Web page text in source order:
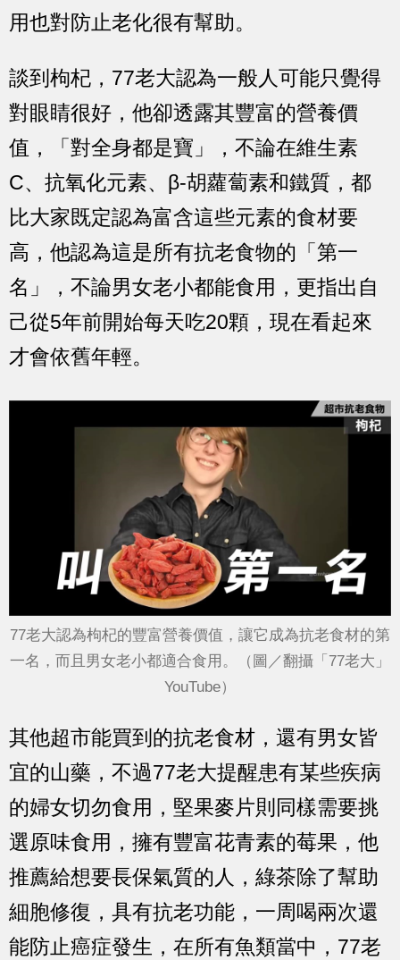
用也對防止老化很有幫助。
談到枸杞，77老大認為一般人可能只覺得
對眼睛很好，他卻透露其豐富的營養價
值，「對全身都是寶」，不論在維生素
C、抗氧化元素、β-胡蘿蔔素和鐵質，都
比大家既定認為富含這些元素的食材要
高，他認為這是所有抗老食物的「第一
名」，不論男女老小都能食用，更指出自
己從5年前開始每天吃20顆，現在看起來
才會依舊年輕。
77老大認為枸杞的豐富營養價值，讓它成為抗老食材的第
一名，而且男女老小都適合食用。（圖／翻攝「77老大」
YouTube）
其他超市能買到的抗老食材，還有男女皆
宜的山藥，不過77老大提醒患有某些疾病
的婦女切勿食用，堅果麥片則同樣需要挑
選原味食用，擁有豐富花青素的莓果，他
推薦給想要長保氣質的人，綠茶除了幫助
細胞修復，具有抗老功能，一周喝兩次還
能防止癌症發生，在所有魚類當中，77老